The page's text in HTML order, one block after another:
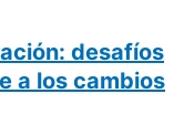
desafíos
a los cambios